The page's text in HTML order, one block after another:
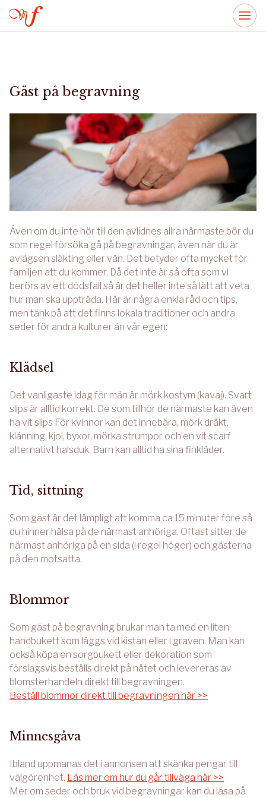
Gäst på begravning
Även om du inte hör till den avlidnes allra närmaste bör du
som regel försöka gå på begravningar, även när du är
avlägsen släkting eller vän. Det betyder ofta mycket för
familjen att du kommer. Då det inte är så ofta som vi
berörs av ett dödsfall så är det heller inte så lätt att veta
hur man ska uppträda. Här är några enkla råd och tips,
men tänk på att det finns lokala traditioner och andra
seder för andra kulturer än vår egen:
Klädsel
Det vanligaste idag för män är mörk kostym (kavaj). Svart
slips är alltid korrekt. De som tillhör de närmaste kan även
ha vit slips För kvinnor kan det innebära, mörk dräkt,
klänning, kjol, byxor, mörka strumpor och en vit scarf
alternativt halsduk. Barn kan alltid ha sina finkläder.
Tid, sittning
Som gäst är det lämpligt att komma ca 15 minuter före så
du hinner hälsa på de närmast anhöriga. Oftast sitter de
närmast anhöriga på en sida (i regel höger) och gästerna
på den motsatta.
Blommor
Som gäst på begravning brukar man ta med en liten
handbukett som läggs vid kistan eller i graven. Man kan
också köpa en sorgbukett eller dekoration som
förslagsvis beställs direkt på nätet och levereras av
blomsterhandeln direkt till begravningen.
Beställ blommor direkt till begravningen här >>
Minnesgåva
Ibland uppmanas det i annonsen att skänka pengar till
välgörenhet. Läs mer om hur du går tillväga här >>
Mer om seder och bruk vid begravningar kan du läsa på